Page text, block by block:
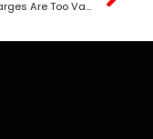
When Charges Are Too Vague — And Justice Becomes the Victim